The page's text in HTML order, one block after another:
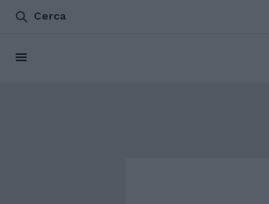
Cerca